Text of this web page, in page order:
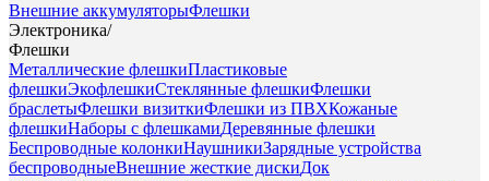
Внешние аккумуляторыФлешки
Электроника/
Флешки
Металлические флешкиПластиковые
флешкиЭкофлешкиСтеклянные флешкиФлешки
браслетыФлешки визиткиФлешки из ПВХКожаные
флешкиНаборы с флешкамиДеревянные флешки
Беспроводные колонкиНаушникиЗарядные устройства
беспроводныеВнешние жесткие дискиДок